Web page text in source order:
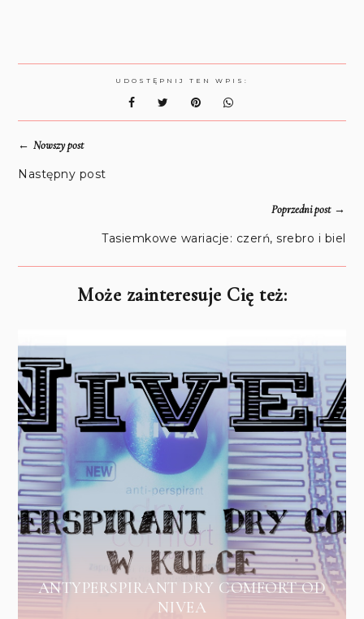
UDOSTĘPNIJ TEN WPIS:
←Nowszy post
Następny post
Poprzedni post→
Tasiemkowe wariacje: czerń, srebro i biel
Może zainteresuje Cię też:
ANTYPERSPIRANT DRY COMFORT OD
NIVEA